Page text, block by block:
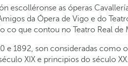
escolléronse as óperas
da Ópera de Vigo e do
co que contou no Teatro Real de
e 1892, son consideradas
XIX e principios do século